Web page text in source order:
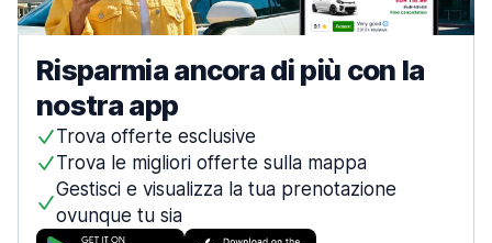
Risparmia ancora di più con la
nostra app
Trova offerte esclusive
Trova le migliori offerte sulla mappa
Gestisci e visualizza la tua prenotazione
ovunque tu sia